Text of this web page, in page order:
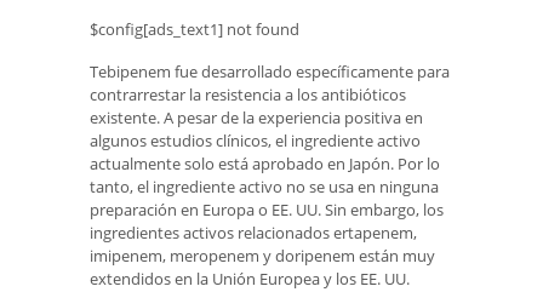
$config[ads_text1] not found
Tebipenem fue desarrollado específicamente para
contrarrestar la resistencia a los antibióticos
existente. A pesar de la experiencia positiva en
algunos estudios clínicos, el ingrediente activo
actualmente solo está aprobado en Japón. Por lo
tanto, el ingrediente activo no se usa en ninguna
preparación en Europa o EE. UU. Sin embargo, los
ingredientes activos relacionados ertapenem,
imipenem, meropenem y doripenem están muy
extendidos en la Unión Europea y los EE. UU.